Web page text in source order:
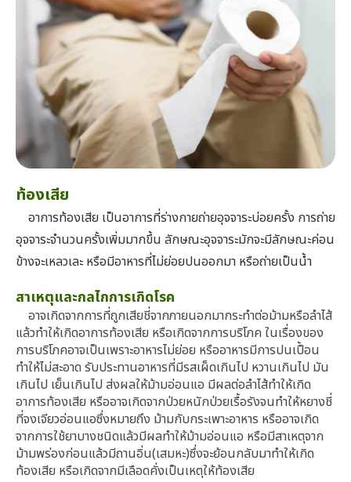
ท้องเสีย
อาการท้องเสีย เป็นอาการที่ร่างกายถ่ายอุจจาระบ่อยครั้ง การถ่าย
อุจจาระจำนวนครั้งเพิ่มมากขึ้น ลักษณะอุจจาระมักจะมีลักษณะค่อน
ข้างจะเหลวเละ หรือมีอาหารที่ไม่ย่อยปนออกมา หรือถ่ายเป็นน้ำ
สาเหตุและกลไกการเกิดโรค
อาจเกิดจากการที่ถูกเสียชี่จากภายนอกมากระทำต่อม้ามหรือลำไส้
แล้วทำให้เกิดอาการท้องเสีย หรือเกิดจากการบริโภค ในเรื่องของ
การบริโภคอาจเป็นเพราะอาหารไม่ย่อย หรืออาหารมีการปนเปื้อน
ทำให้ไม่สะอาด รับประทานอาหารที่มีรสเผ็ดเกินไป หวานเกินไป มัน
เกินไป เย็นเกินไป ส่งผลให้ม้ามอ่อนแอ มีผลต่อลำไส้ทำให้เกิด
อาการท้องเสีย หรืออาจเกิดจากป่วยหนักป่วยเรื้อรังจนทำให้หยางชี่
ที่จงเจียวอ่อนแอซึ่งหมายถึง ม้ามกับกระเพาะอาหาร หรืออาจเกิด
จากการใช้ยาบางชนิดแล้วมีผลทำให้ม้ามอ่อนแอ หรือมีสาเหตุจาก
ม้ามพร่องก่อนแล้วมีถานอิ่น(เสมหะ)ซึ่งจะย้อนกลับมาทำให้เกิด
ท้องเสีย หรือเกิดจากมีเลือดคั่งเป็นเหตุให้ท้องเสีย